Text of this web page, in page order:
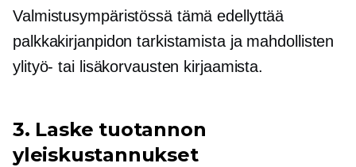
Valmistusympäristössä tämä edellyttää
palkkakirjanpidon tarkistamista ja mahdollisten
ylityö- tai lisäkorvausten kirjaamista.
3. Laske tuotannon
yleiskustannukset